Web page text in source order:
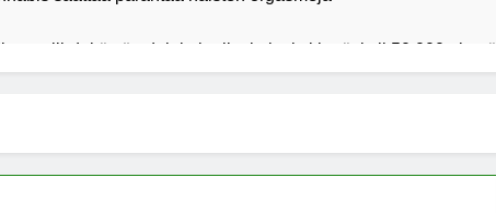
viihdekäytön dekriminalisoimiseksi keräsi yli 50 000 nimeä
-säätiö lääkekannabistutkimusten kannalla